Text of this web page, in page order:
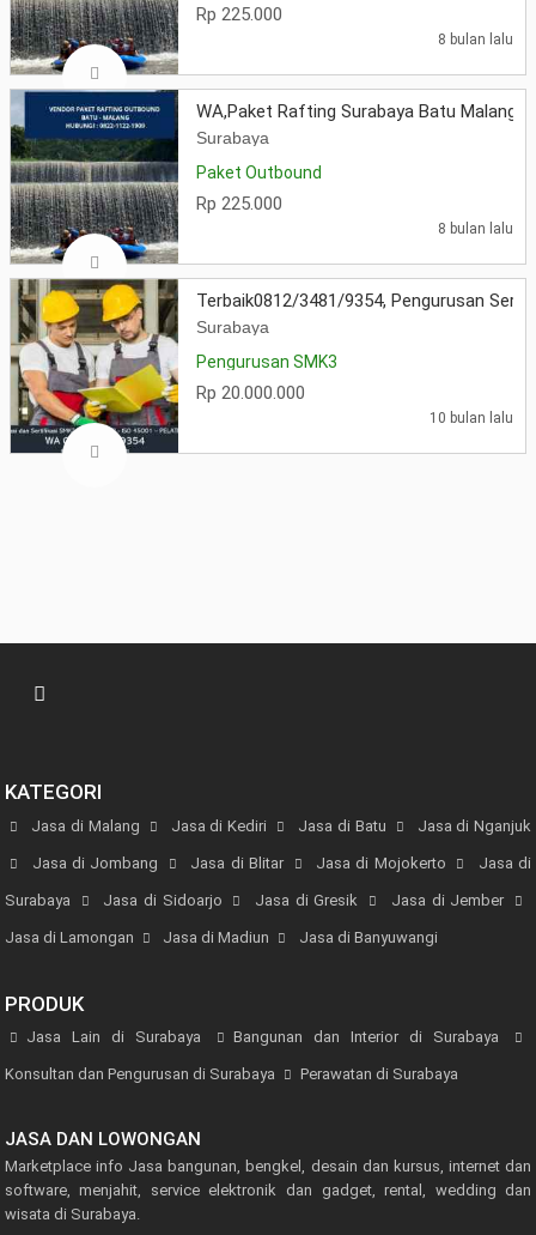
Rp 225.000
8 bulan lalu
WA,Paket Rafting Surabaya Batu Malang
Surabaya
Paket Outbound
Rp 225.000
8 bulan lalu
Terbaik0812/3481/9354, Pengurusan
Surabaya
Pengurusan SMK3
Rp 20.000.000
10 bulan lalu
KATEGORI
Jasa di Malang Jasa di Kediri Jasa di Batu Jasa di Nganjuk
Jasa di Jombang Jasa di Blitar Jasa di Mojokerto Jasa di
Surabaya Jasa di Sidoarjo Jasa di Gresik Jasa di Jember
Jasa di Lamongan Jasa di Madiun Jasa di Banyuwangi
PRODUK
Jasa Lain di Surabaya Bangunan dan Interior di Surabaya
Konsultan dan Pengurusan di Surabaya Perawatan di Surabaya
JASA DAN LOWONGAN
Marketplace info Jasa bangunan, bengkel, desain dan kursus, internet dan
software, menjahit, service elektronik dan gadget, rental, wedding dan
wisata di Surabaya.